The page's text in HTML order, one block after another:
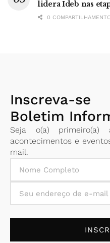
lidera Ideb nas
0
Inscreva-
Boletim
Seja o(a)
acontecimentos e
mail.